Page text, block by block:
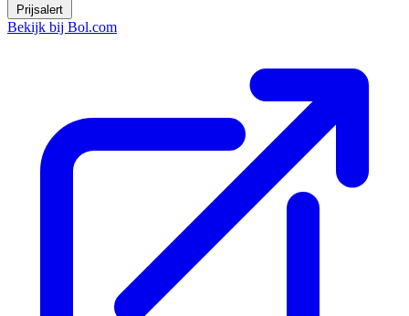
Prijsalert
Bekijk bij Bol.com